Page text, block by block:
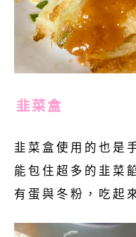
韭菜盒
韭菜盒使用的也是
能包住超多的韭菜
有蛋與冬粉，吃起